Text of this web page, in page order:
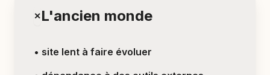
✕L'ancien monde
• site lent à faire évoluer